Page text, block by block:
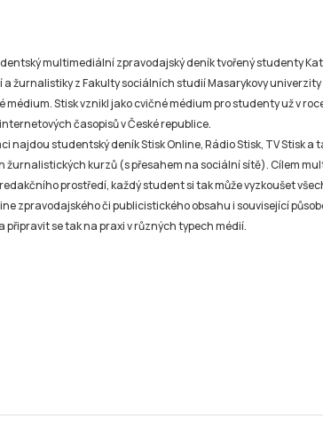
Stisk vznikl jako cvičné médium pro studenty už v roce
najdou studentský deník Stisk Online, Rádio Stisk, TV Stisk a
žurnalistických kurzů (s přesahem na sociální sítě). Cílem
redakčního prostředí, každý student si tak může vyzkoušet
zpravodajského či publicistického obsahu i související
připravit se tak na praxi v různých typech médií.